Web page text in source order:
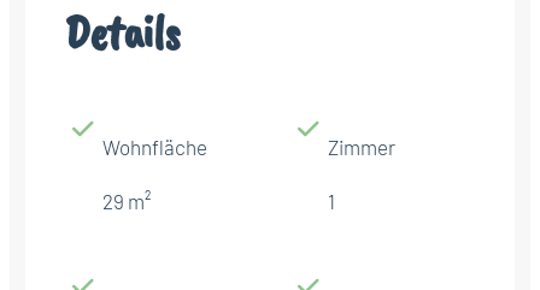
Details
Wohnfläche
29 m²
Zimmer
1